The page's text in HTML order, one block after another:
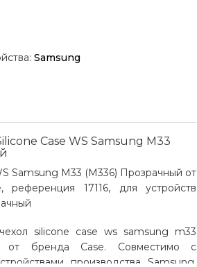
Samsung
Case WS Samsung M33
Samsung M33 (M336) Прозрачный от
референция 17116, для устройств
silicone case ws samsung m33
от бренда Case. Совместимо с
производства Samsung.